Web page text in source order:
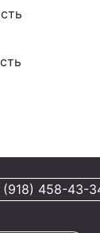
(918) 458-43-